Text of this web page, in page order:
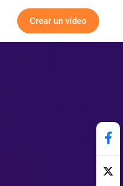
Crear un vídeo